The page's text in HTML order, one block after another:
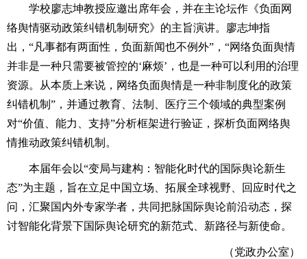
学校廖志坤教授应邀出席年会，并在主论坛作《负面网
络舆情驱动政策纠错机制研究》的主旨演讲。廖志坤指
出，“凡事都有两面性，负面新闻也不例外”，“网络负面舆情
并非是一种只需要被管控的‘麻烦’，也是一种可以利用的治理
资源。从本质上来说，网络负面舆情是一种非制度化的政策
纠错机制”，并通过教育、法制、医疗三个领域的典型案例
对“价值、能力、支持”分析框架进行验证，探析负面网络舆
情推动政策纠错机制。
本届年会以“变局与建构：智能化时代的国际舆论新生
态”为主题，旨在立足中国立场、拓展全球视野、回应时代之
问，汇聚国内外专家学者，共同把脉国际舆论前沿动态，探
讨智能化背景下国际舆论研究的新范式、新路径与新使命。
（党政办公室）